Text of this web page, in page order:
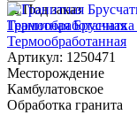
Под заказ
Гранитная
Термообработанная
Артикул: 1250471
Месторождение
Камбулатовское
Обработка гранита